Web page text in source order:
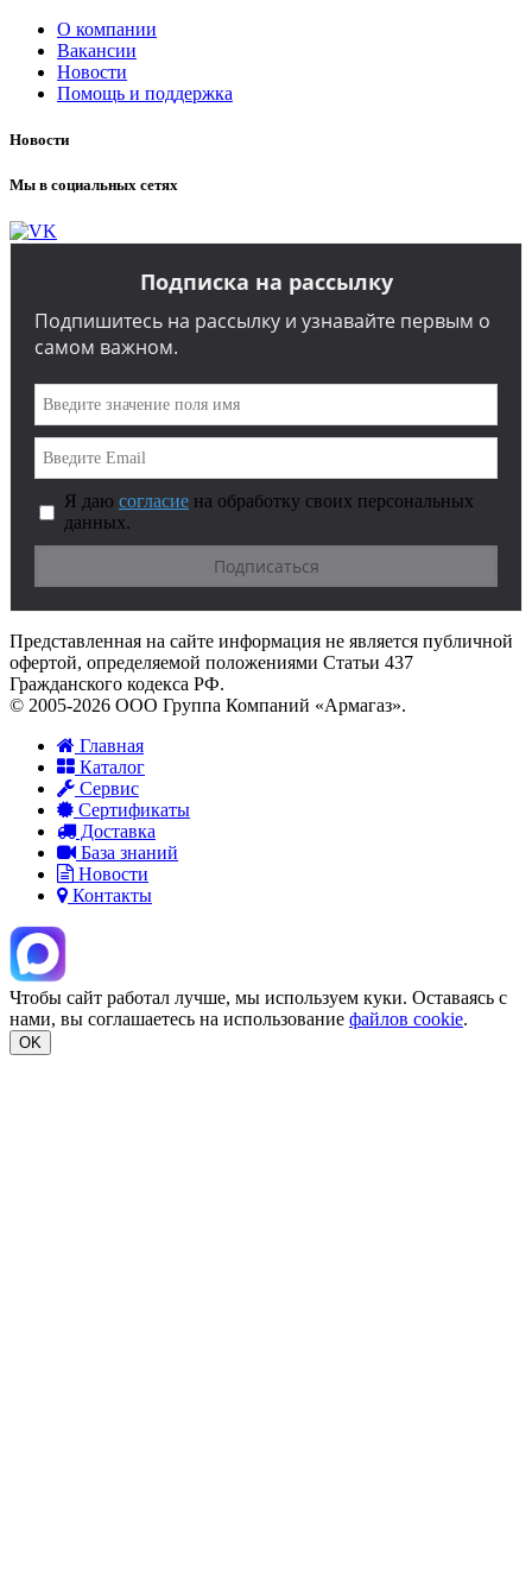
О компании
Вакансии
Новости
Помощь и поддержка
Новости
Мы в социальных сетях
Подписка на рассылку
Подпишитесь на рассылку и узнавайте первым о
самом важном.
Я даю согласие на обработку своих персональных
данных.
Представленная на сайте информация не является публичной
офертой, определяемой положениями Статьи 437
Гражданского кодекса РФ.
© 2005-2026 ООО Группа Компаний «Армагаз».
Главная
Каталог
Сервис
Сертификаты
Доставка
База знаний
Новости
Контакты
Чтобы сайт работал лучше, мы используем куки. Оставаясь с
нами, вы соглашаетесь на использование файлов cookie.
OK